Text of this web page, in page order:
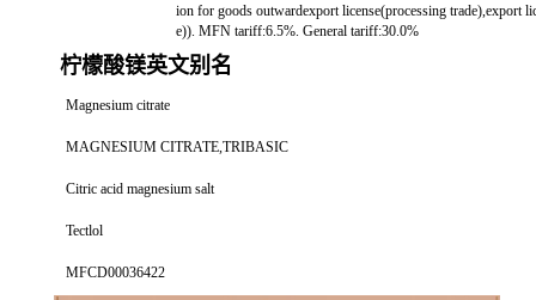
ion for goods outwardexport license(processing trade),export
e)). MFN tariff:6.5%. General tariff:30.0%
柠檬酸镁英文别名
Magnesium citrate
MAGNESIUM CITRATE,TRIBASIC
Citric acid magnesium salt
Tectlol
MFCD00036422